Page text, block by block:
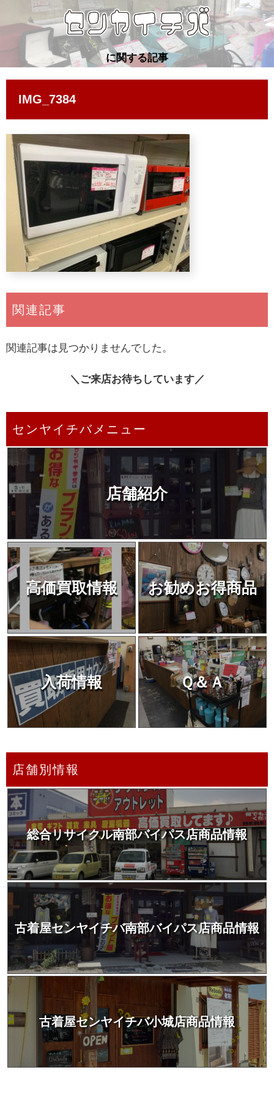
に関する記事
IMG_7384
関連記事
関連記事は見つかりませんでした。
＼ご来店お待ちしています／
センヤイチバメニュー
店舗紹介
高価買取情報 お勧めお得商品
入荷情報 Ｑ＆Ａ
店舗別情報
総合リサイクル南部バイパス店商品情報
古着屋センヤイチバ南部バイパス店商品情報
古着屋センヤイチバ小城店商品情報